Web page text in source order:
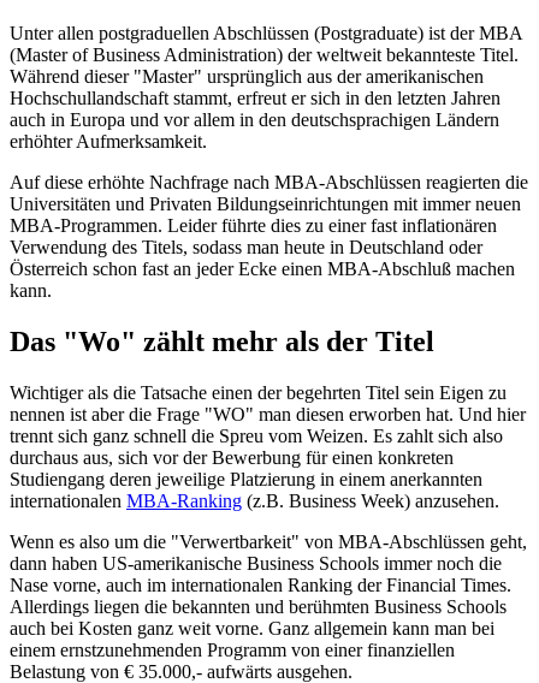
Unter allen postgraduellen Abschlüssen (Postgraduate) ist der MBA
(Master of Business Administration) der weltweit bekannteste Titel.
Während dieser "Master" ursprünglich aus der amerikanischen
Hochschullandschaft stammt, erfreut er sich in den letzten Jahren
auch in Europa und vor allem in den deutschsprachigen Ländern
erhöhter Aufmerksamkeit.
Auf diese erhöhte Nachfrage nach MBA-Abschlüssen reagierten die
Universitäten und Privaten Bildungseinrichtungen mit immer neuen
MBA-Programmen. Leider führte dies zu einer fast inflationären
Verwendung des Titels, sodass man heute in Deutschland oder
Österreich schon fast an jeder Ecke einen MBA-Abschluß machen
kann.
Das "Wo" zählt mehr als der Titel
Wichtiger als die Tatsache einen der begehrten Titel sein Eigen zu
nennen ist aber die Frage "WO" man diesen erworben hat. Und hier
trennt sich ganz schnell die Spreu vom Weizen. Es zahlt sich also
durchaus aus, sich vor der Bewerbung für einen konkreten
Studiengang deren jeweilige Platzierung in einem anerkannten
internationalen MBA-Ranking (z.B. Business Week) anzusehen.
Wenn es also um die "Verwertbarkeit" von MBA-Abschlüssen geht,
dann haben US-amerikanische Business Schools immer noch die
Nase vorne, auch im internationalen Ranking der Financial Times.
Allerdings liegen die bekannten und berühmten Business Schools
auch bei Kosten ganz weit vorne. Ganz allgemein kann man bei
einem ernstzunehmenden Programm von einer finanziellen
Belastung von € 35.000,- aufwärts ausgehen.